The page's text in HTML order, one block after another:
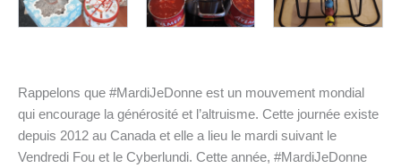
Rappelons que #MardiJeDonne est un mouvement mondial
qui encourage la générosité et l’altruisme. Cette journée existe
depuis 2012 au Canada et elle a lieu le mardi suivant le
Vendredi Fou et le Cyberlundi. Cette année, #MardiJeDonne